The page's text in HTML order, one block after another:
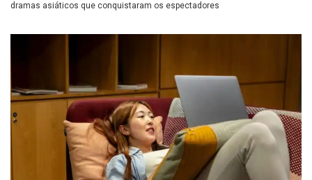
dramas asiáticos que conquistaram os espectadores